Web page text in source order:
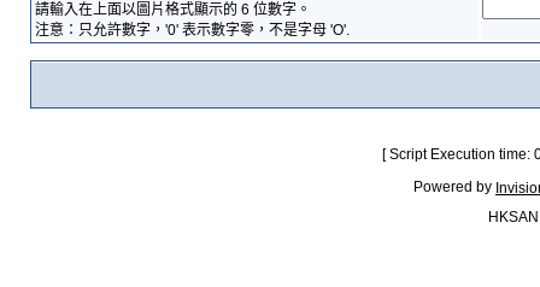
請輸入在上面以圖片格式顯示的 6 位數字。
注意：只允許數字，'0' 表示數字零，不是字母 'O'.
[ Script Execution
Powered by